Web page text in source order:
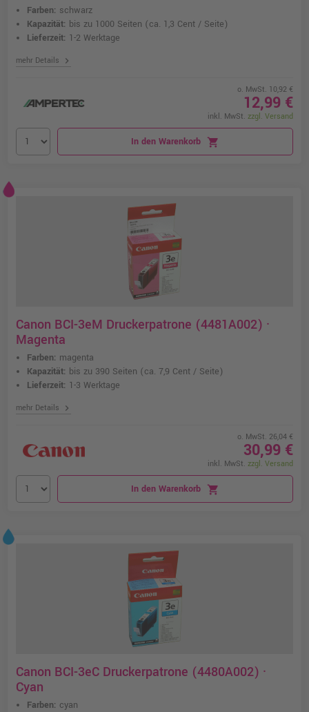
Farben: schwarz
Kapazität: bis zu 1000 Seiten (ca. 1,3 Cent / Seite)
Lieferzeit: 1-2 Werktage
mehr Details chevron_right
o. MwSt. 10,92 €
12,99 €
inkl. MwSt. zzgl. Versand
In den Warenkorb shopping_cart
Canon BCI-3eM Druckerpatrone (4481A002) ·
Magenta
Farben: magenta
Kapazität: bis zu 390 Seiten (ca. 7,9 Cent / Seite)
Lieferzeit: 1-3 Werktage
mehr Details chevron_right
o. MwSt. 26,04 €
30,99 €
inkl. MwSt. zzgl. Versand
In den Warenkorb shopping_cart
Canon BCI-3eC Druckerpatrone (4480A002) ·
Cyan
Farben: cyan